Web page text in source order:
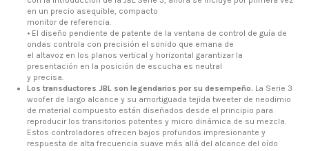
en un precio asequible, compacto
monitor de referencia.
• El diseño pendiente de patente de la ventana de control de guía de
ondas controla con precisión el sonido que emana de
el altavoz en los planos vertical y horizontal garantizar la
presentación en la posición de escucha es neutral
y precisa.
Los transductores JBL son legendarios por su desempeño. La Serie 3
woofer de largo alcance y su amortiguada tejida tweeter de neodimio
de material compuesto están diseñados desde el principio para
reproducir los transitorios potentes y micro dinámica de su mezcla.
Estos controladores ofrecen bajos profundos impresionante y
respuesta de alta frecuencia suave más allá del alcance del oído